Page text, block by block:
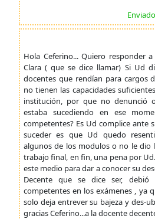
Hola Ceferino... Quiero responder
Clara ( que se dice llamar) Si Ud
docentes que rendían para cargos
no tienen las capacidades
institución, por que no denunció
estaba sucediendo en ese
competentes? Es Ud complice ante
suceder es que Ud quedo
algunos de los modulos o no le dio
trabajo final, en fin, una pena por
este medio para dar a conocer su
Decente que se dice ser, debió
competentes en los exámenes , ya
solo deja entrever su bajeza y des-
gracias Ceferino...a la docente